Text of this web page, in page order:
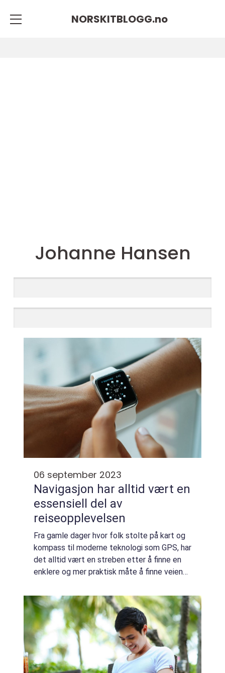
NORSKITBLOGG.no
Johanne Hansen
06 september 2023
Navigasjon har alltid vært en
essensiell del av
reiseopplevelsen
Fra gamle dager hvor folk stolte på kart og
kompass til moderne teknologi som GPS, har
det alltid vært en streben etter å finne en
enklere og mer praktisk måte å finne veien
hverdagen vår. De har revolusjone...